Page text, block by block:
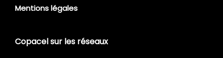
Mentions légales
Copacel sur les réseaux